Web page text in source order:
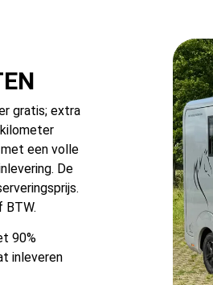
gratis; extra
een volle
De
BTW.
90%
inleveren